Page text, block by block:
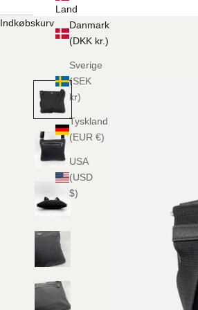
Land
Danmark
(DKK kr.)
Sverige
(SEK
kr)
Tyskland
(EUR €)
USA
(USD
$)
Indkøbskurv